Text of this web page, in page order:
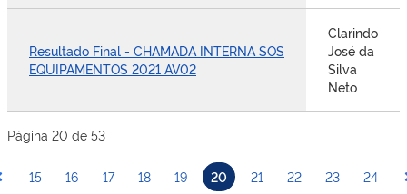
Resultado Final - CHAMADA INTERNA SOS
EQUIPAMENTOS 2021 AV02
Clarindo
José da
Silva
Neto
Página 20 de 53
15 16 17 18 19 20 21 22 23 24